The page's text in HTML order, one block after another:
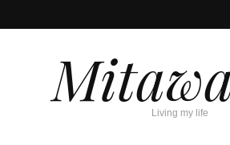
Living my life